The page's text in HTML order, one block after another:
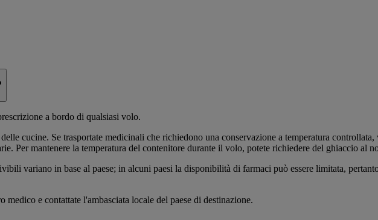
a bordo di qualsiasi volo.
cucine. Se trasportate medicinali che richiedono una conservazione a temperatura
Per mantenere la temperatura del contenitore durante il volo, potete richiedere del ghiaccio al
variano in base al paese; in alcuni paesi la disponibilità di farmaci può essere limitata,
e contattate l'ambasciata locale del paese di destinazione.